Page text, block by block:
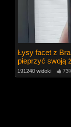
Łysy facet z
pieprzyć swoją
191240 widoki